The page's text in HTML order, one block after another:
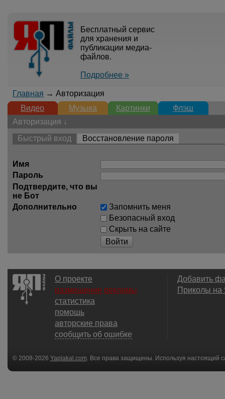
Бесплатный сервис
для хранения и
публикации медиа-
файлов.
Подробнее »
Главная → Авторизация
Видео
Музыка Картинки
Флэш
Авторизация ↓
Быстрый вход
Восстановление пароля
Имя
Пароль
Подтвердите, что вы
не Бот
Дополнительно
Запомнить меня
Безопасный вход
Скрыть на сайте
Войти
О проекте
размещение рекламы
статистика
помощь
авторские права
сообщить об ошибке
Добавить
Приколы
© 2008-2026 Yaplakal.com . Все права защищены. Используя настоящий
соглашения.